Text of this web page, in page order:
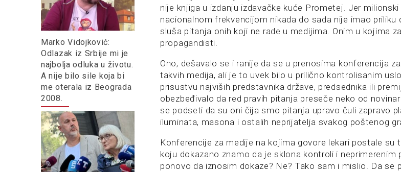
Marko Vidojković:
Odlazak iz Srbije mi je
najbolja odluka u životu.
A nije bilo sile koja bi
me oterala iz Beograda
2008.
nije knjiga u izdanju izdavačke kuće Prometej. Jer
nacionalnom frekvencijom nikada do sada nije imao priliku
sluša pitanja onih koji ne rade u medijima. Onim u kojima
propagandisti.
Ono, dešavalo se i ranije da se u prenosima konferencija
takvih medija, ali je to uvek bilo u prilično kontrolisanim
prisustvu najviših predstavnika države, predsednika ili
obezbeđivalo da red pravih pitanja preseče neko od
se podseti da su oni čija smo pitanja upravo čuli zapravo
iluminata, masona i ostalih neprijatelja svakog poštenog
Konferencije za medije na kojima govore lekari postale su
koju dokazano znamo da je sklona kontroli i neprimerenim
ponovo da iznosim dokaze? Ne? Tako sam i mislio. Da se